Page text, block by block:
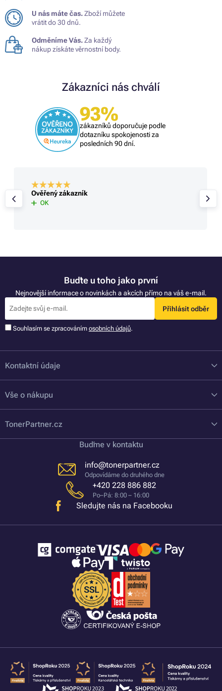
U nás máte čas.Zboží můžete
vrátit do 30 dnů.
Odměníme Vás.Za každý
nákup získáte věrnostní body.
Zákazníci nás chválí
93%
zákazníků doporučuje podle
dotazníku spokojenosti za
posledních 90 dní.
Ověřený zákazník
OK
Buďte u toho jako první
Nejnovější informace o novinkách a akcích přímo na váš e-mail.
Přihlásit odběr
Souhlasím se zpracováním osobních údajů.
Kontaktní údaje
Vše o nákupu
TonerPartner.cz
Buďme v kontaktu
info@tonerpartner.cz
Odpovídáme do druhého dne
+420 228 886 882
Po–Pá: 8:00 – 16:00
Sledujte nás na Facebooku